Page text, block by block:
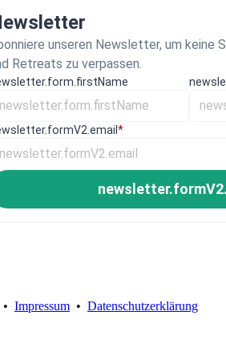
unseren Newsletter, um keine
Retreats zu verpassen.
*
• Impressum • Datenschutzerklärung